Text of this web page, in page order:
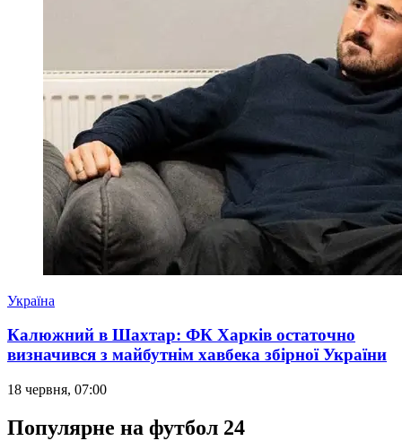
Україна
Калюжний в Шахтар: ФК Харків остаточно
визначився з майбутнім хавбека збірної України
18 червня, 07:00
Популярне на футбол 24